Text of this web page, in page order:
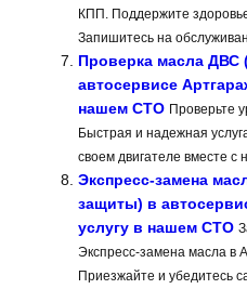
КПП. Поддержите
Запишитесь на
Проверка масла
автосервисе
нашем СТО Проверьте
Быстрая и надежная
своем двигателе вместе с
Экспресс-замена
защиты) в
услугу в нашем СТО
Экспресс-замена масла в
Приезжайте и убедитесь